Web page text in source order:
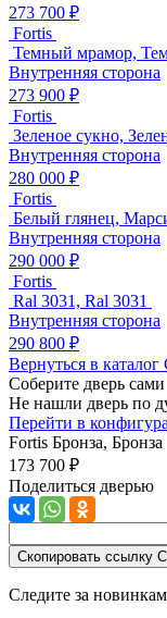
273 700 ₽
Fortis
Темный мрамор,
Внутренняя сторона
273 900 ₽
Fortis
Зеленое сукно,
Внутренняя сторона
280 000 ₽
Fortis
Белый глянец,
Внутренняя сторона
290 000 ₽
Fortis
Ral 3031, Ral 3031
Внутренняя сторона
290 800 ₽
Вернуться в каталог
Соберите дверь сами
Не нашли дверь по
Перейти в
Fortis Бронза, Бронза
173 700 ₽
Поделиться дверью
Скопировать ссылку
Следите за